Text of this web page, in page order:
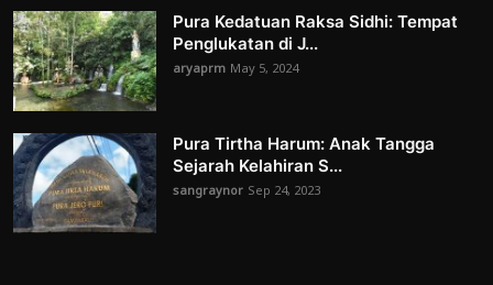
Pura Kedatuan Raksa Sidhi: Tempat
Penglukatan di J...
aryaprm May 5, 2024
Pura Tirtha Harum: Anak Tangga
Sejarah Kelahiran S...
sangraynor Sep 24, 2023